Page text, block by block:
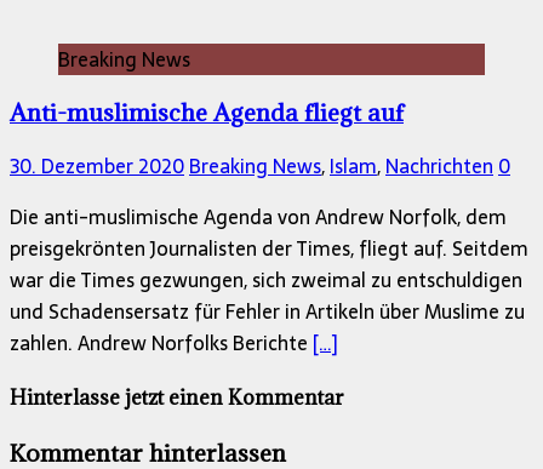
Breaking News
Anti-muslimische Agenda fliegt auf
30. Dezember 2020Breaking News,Islam,Nachrichten 0
Die anti-muslimische Agenda von Andrew Norfolk, dem
preisgekrönten Journalisten der Times, fliegt auf. Seitdem
war die Times gezwungen, sich zweimal zu entschuldigen
und Schadensersatz für Fehler in Artikeln über Muslime zu
zahlen. Andrew Norfolks Berichte […]
Hinterlasse jetzt einen Kommentar
Kommentar hinterlassen